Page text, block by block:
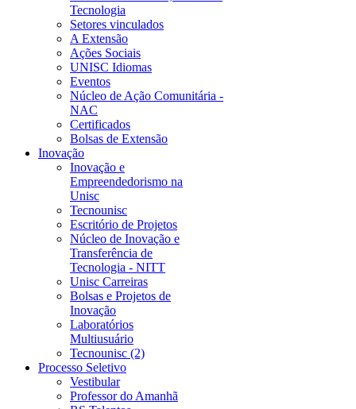
Tecnologia
Setores vinculados
A Extensão
Ações Sociais
UNISC Idiomas
Eventos
Núcleo de Ação Comunitária -
NAC
Certificados
Bolsas de Extensão
Inovação
Inovação e
Empreendedorismo na
Unisc
Tecnounisc
Escritório de Projetos
Núcleo de Inovação e
Transferência de
Tecnologia - NITT
Unisc Carreiras
Bolsas e Projetos de
Inovação
Laboratórios
Multiusuário
Tecnounisc (2)
Processo Seletivo
Vestibular
Professor do Amanhã